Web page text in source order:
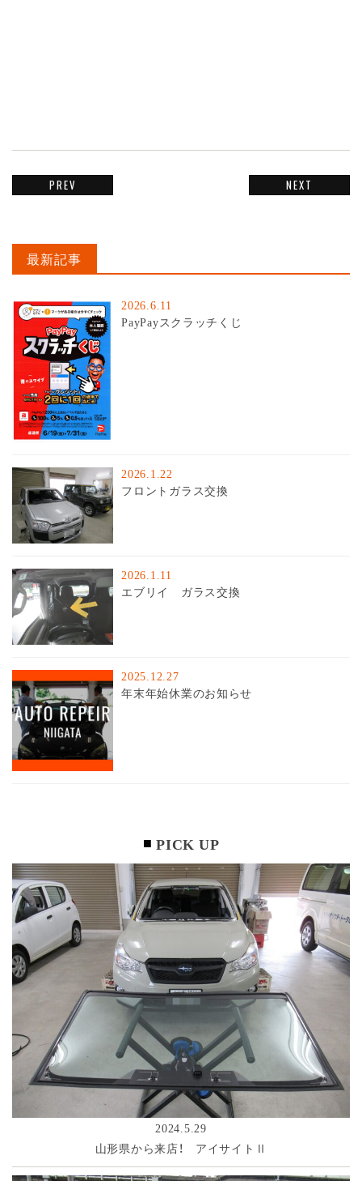
PREV NEXT
最新記事
2026.6.11
PayPayスクラッチくじ
2026.1.22
フロントガラス交換
2026.1.11
エブリイ ガラス交換
2025.12.27
年末年始休業のお知らせ
PICK UP
2024.5.29
山形県から来店！ アイサイトⅡ